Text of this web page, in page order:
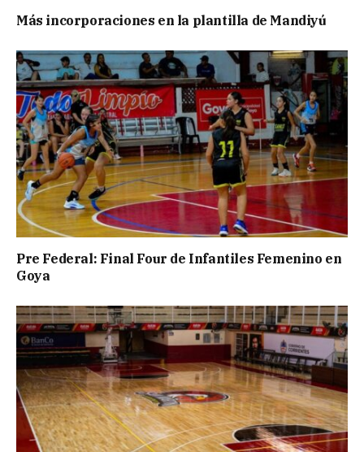
Más incorporaciones en la plantilla de Mandiyú
Pre Federal: Final Four de Infantiles Femenino en
Goya